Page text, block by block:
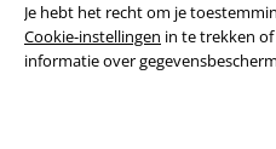
Je hebt het recht om je
Cookie-instellingen in te trekken
informatie over
Algemene Voorwaarden
Bedrijfsgegevens